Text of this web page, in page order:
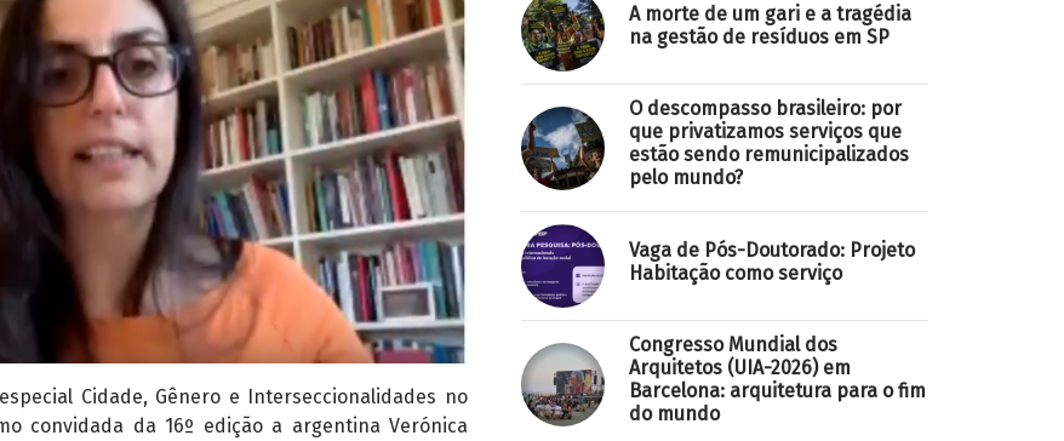
Cidade, Gênero e Interseccionalidades no
convidada da 16º edição a argentina Verónica
A morte de um gari e a tragédia
na gestão de resíduos em SP
O descompasso brasileiro: por
que privatizamos serviços que
estão sendo remunicipalizados
pelo mundo?
Vaga de Pós-Doutorado: Projeto
Habitação como serviço
Congresso Mundial dos
Arquitetos (UIA-2026) em
Barcelona: arquitetura para o fim
do mundo